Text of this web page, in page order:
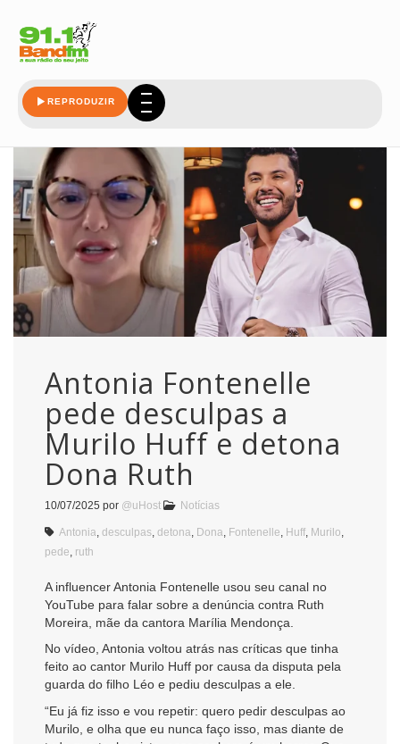
REPRODUZIR
Antonia Fontenelle
pede desculpas a
Murilo Huff e detona
Dona Ruth
10/07/2025 por @uHost Notícias
Antonia desculpas detona Dona Fontenelle Huff Murilo
pede ruth
A influencer Antonia Fontenelle usou seu canal no
YouTube para falar sobre a denúncia contra Ruth
Moreira, mãe da cantora Marília Mendonça.
No vídeo, Antonia voltou atrás nas críticas que tinha
feito ao cantor Murilo Huff por causa da disputa pela
guarda do filho Léo e pediu desculpas a ele.
“Eu já fiz isso e vou repetir: quero pedir desculpas ao
Murilo, e olha que eu nunca faço isso, mas diante de